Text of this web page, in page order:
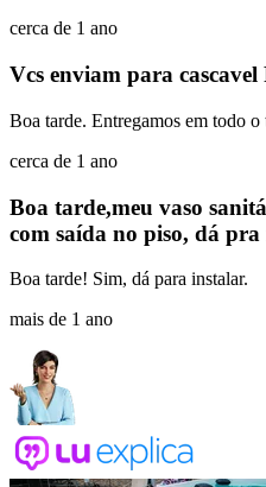
cerca de 1 ano
Vcs enviam para cascavel
Boa tarde. Entregamos em todo
cerca de 1 ano
Boa tarde,meu vaso
com saída no piso, dá
Boa tarde! Sim, dá para instalar.
mais de 1 ano